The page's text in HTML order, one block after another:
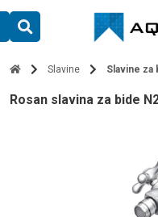
content
Slavine Slavine za
Rosan slavina za bide